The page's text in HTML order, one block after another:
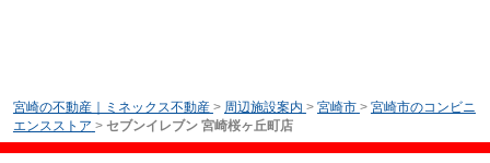
宮崎の不動産｜ミネックス不動産 > 周辺施設案内 > 宮崎市 > 宮崎市のコンビニ
エンスストア > セブンイレブン 宮崎桜ヶ丘町店